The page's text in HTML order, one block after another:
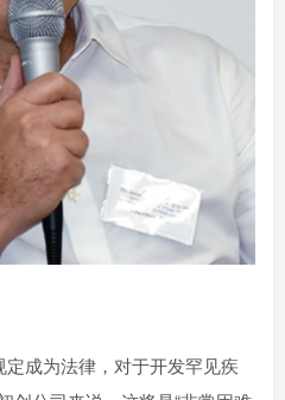
成为法律，对于开发罕见疾